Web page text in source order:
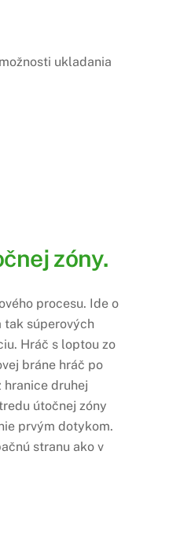
ukladania
zóny.
procesu. Ide o
tak súperových
Hráč s loptou zo
bráne hráč po
hranice druhej
útočnej zóny
prvým dotykom.
stranu ako v